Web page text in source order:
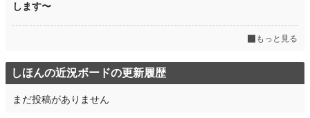
します〜
もっと見る
しほんの近況ボードの更新履歴
まだ投稿がありません